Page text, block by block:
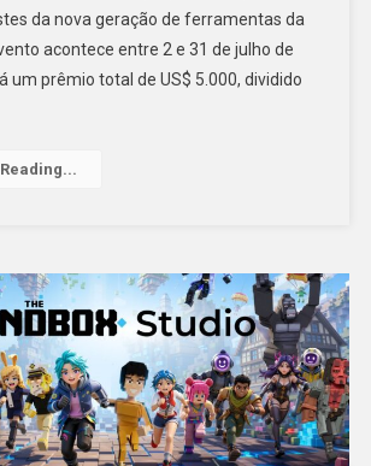
da nova geração de ferramentas da
acontece entre 2 e 31 de julho de
um prêmio total de US$ 5.000, dividido